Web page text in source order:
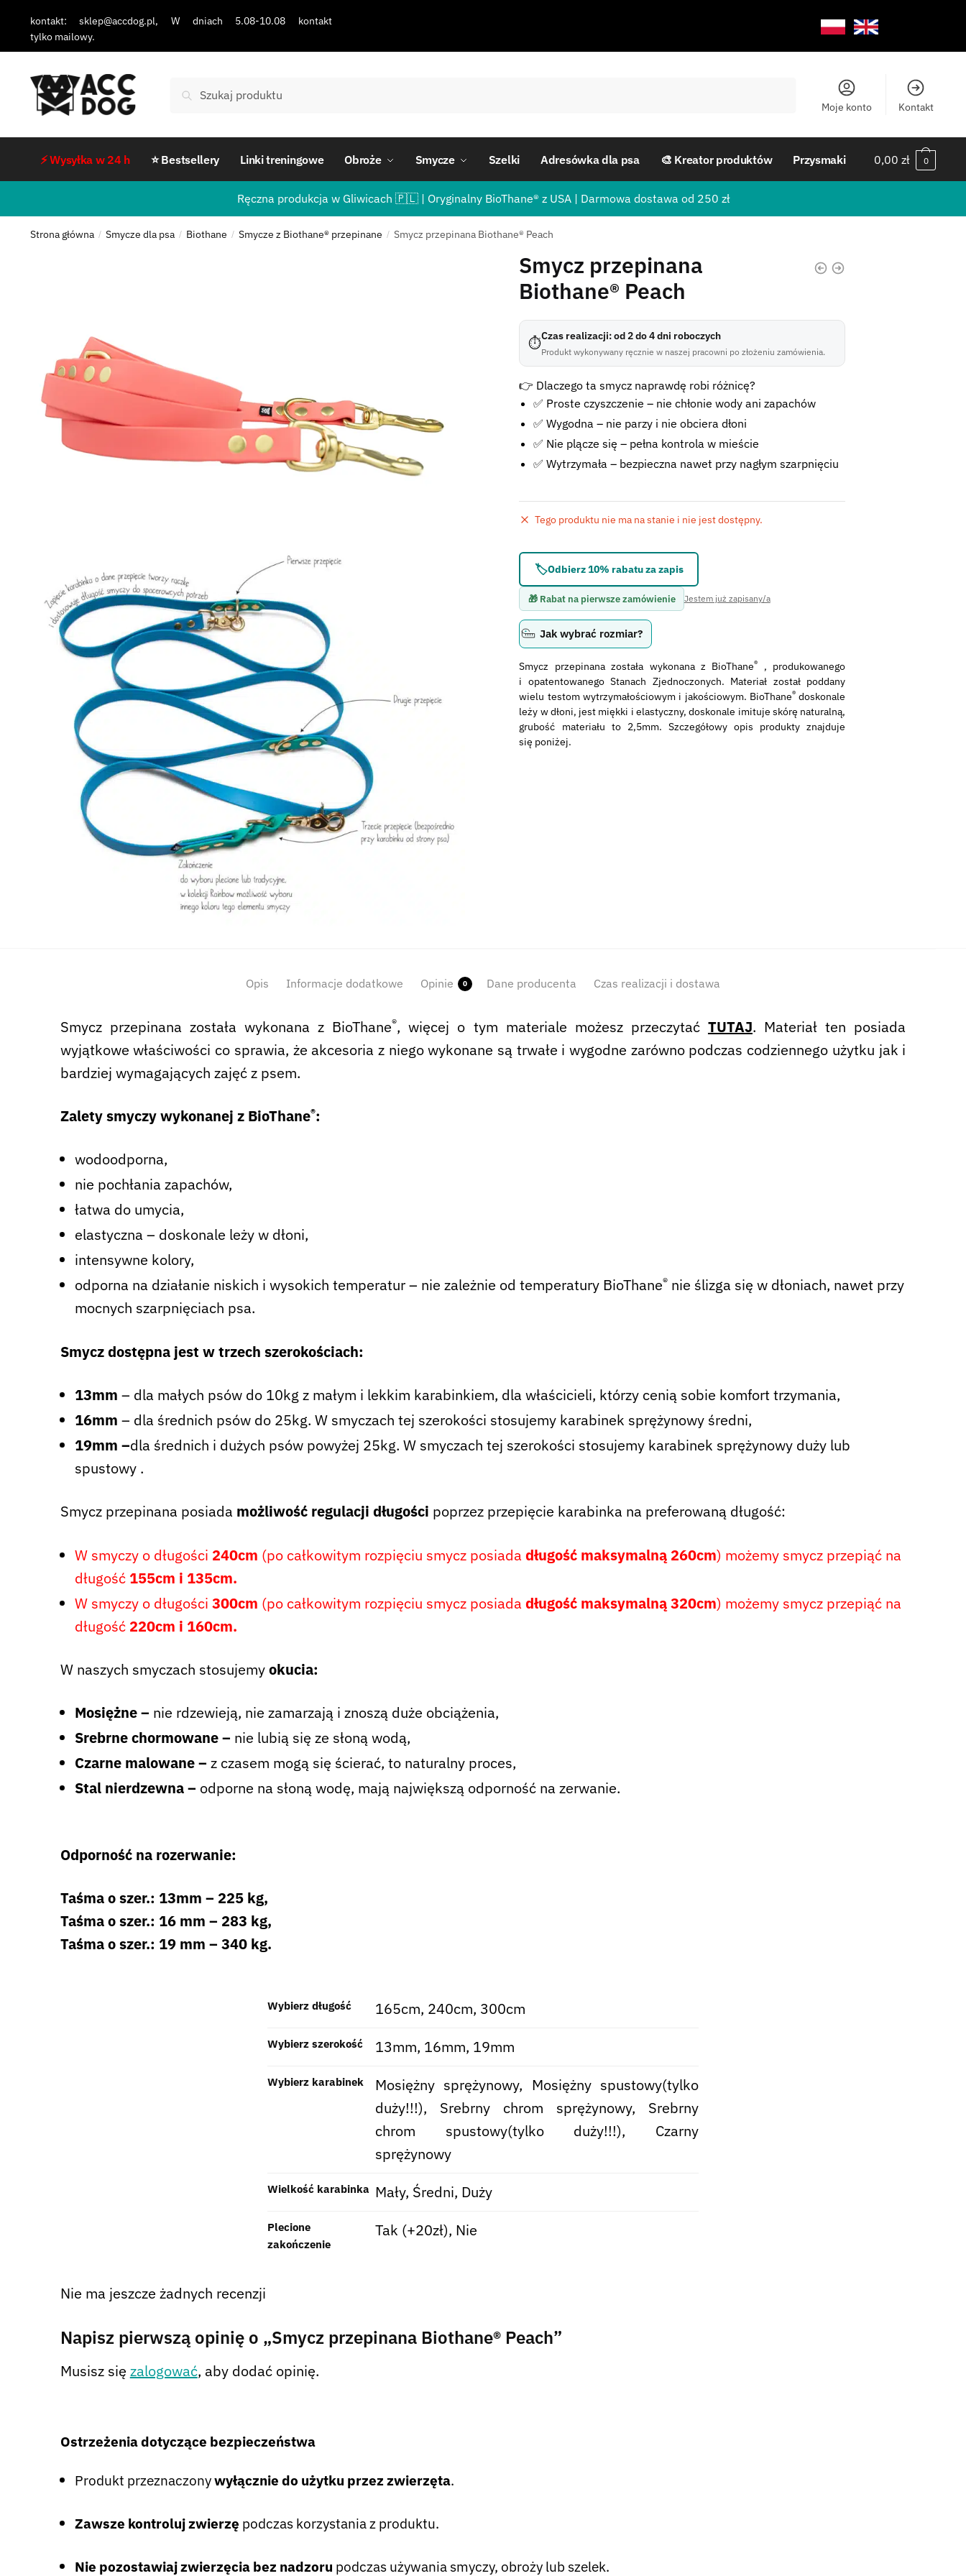
kontakt: sklep@accdog.pl, W dniach 5.08-10.08 kontakt
tylko mailowy.
Szukaj
Moje konto Kontakt
⚡ Wysyłka w 24 h ⭐ Bestsellery Linki treningowe Obroże Smycze Szelki Adresówka dla psa 🎨 Kreator produktów Przysmaki 0,00zł 0
Ręczna produkcja w Gliwicach 🇵🇱 | Oryginalny BioThane® z USA | Darmowa dostawa od 250 zł
Strona główna / Smycze dla psa / Biothane / Smycze z Biothane® przepinane / Smycz przepinana Biothane® Peach
Smycz przepinana
Biothane® Peach
⏱Czas realizacji: od 2 do 4 dni roboczych
Produkt wykonywany ręcznie w naszej pracowni po złożeniu zamówienia.
👉 Dlaczego ta smycz naprawdę robi różnicę?
✅ Proste czyszczenie – nie chłonie wody ani zapachów
✅ Wygodna – nie parzy i nie obciera dłoni
✅ Nie plącze się – pełna kontrola w mieście
✅ Wytrzymała – bezpieczna nawet przy nagłym szarpnięciu
Tego produktu nie ma na stanie i nie jest dostępny.
🏷️Odbierz 10% rabatu za zapis
🎁 Rabat na pierwsze zamówienie Jestem już zapisany/a
Jak wybrać rozmiar?
Smycz przepinana została wykonana z BioThane®
, produkowanego
i opatentowanego Stanach Zjednoczonych. Materiał został poddany
wielu testom wytrzymałościowym i jakościowym. BioThane®doskonale
leży w dłoni, jest miękki i elastyczny, doskonale imituje skórę naturalną,
grubość materiału to 2,5mm. Szczegółowy opis produkty znajduje
się poniżej.
Opis Informacje dodatkowe Opinie 0 Dane producenta Czas realizacji i dostawa
Smycz przepinana została wykonana z BioThane®, więcej o tym materiale możesz przeczytać TUTAJ. Materiał ten posiada
wyjątkowe właściwości co sprawia, że akcesoria z niego wykonane są trwałe i wygodne zarówno podczas codziennego użytku jak i
bardziej wymagających zajęć z psem.
Zalety smyczy wykonanej z BioThane®:
wodoodporna,
nie pochłania zapachów,
łatwa do umycia,
elastyczna – doskonale leży w dłoni,
intensywne kolory,
odporna na działanie niskich i wysokich temperatur – nie zależnie od temperatury BioThane®nie ślizga się w dłoniach, nawet przy
mocnych szarpnięciach psa.
Smycz dostępna jest w trzech szerokościach:
13mm – dla małych psów do 10kg z małym i lekkim karabinkiem, dla właścicieli, którzy cenią sobie komfort trzymania,
16mm – dla średnich psów do 25kg. W smyczach tej szerokości stosujemy karabinek sprężynowy średni,
19mm –dla średnich i dużych psów powyżej 25kg. W smyczach tej szerokości stosujemy karabinek sprężynowy duży lub
spustowy .
Smycz przepinana posiada możliwość regulacji długości poprzez przepięcie karabinka na preferowaną długość:
W smyczy o długości 240cm (po całkowitym rozpięciu smycz posiadadługość maksymalną 260cm) możemy smycz przepiąć na
długość 155cm i 135cm.
W smyczy o długości 300cm (po całkowitym rozpięciu smycz posiadadługość maksymalną 320cm) możemy smycz przepiąć na
długość 220cm i 160cm.
W naszych smyczach stosujemyokucia:
Mosiężne – nie rdzewieją, nie zamarzają i znoszą duże obciążenia,
Srebrne chormowane – nie lubią się ze słoną wodą,
Czarne malowane – z czasem mogą się ścierać, to naturalny proces,
Stal nierdzewna – odporne na słoną wodę, mają największą odporność na zerwanie.
Odporność na rozerwanie:
Taśma o szer.: 13mm – 225 kg,
Taśma o szer.: 16 mm – 283 kg,
Taśma o szer.: 19 mm – 340 kg.
Wybierz długość 165cm, 240cm, 300cm
Wybierz szerokość 13mm, 16mm, 19mm
Wybierz karabinek
Mosiężny sprężynowy, Mosiężny spustowy(tylko
duży!!!), Srebrny chrom sprężynowy, Srebrny
chrom spustowy(tylko duży!!!), Czarny
sprężynowy
Wielkość karabinka Mały, Średni, Duży
Plecione
zakończenie
Tak (+20zł), Nie
Nie ma jeszcze żadnych recenzji
Napisz pierwszą opinię o „Smycz przepinana Biothane® Peach”
Musisz się zalogować, aby dodać opinię.
Ostrzeżenia dotyczące bezpieczeństwa
Produkt przeznaczonywyłącznie do użytku przez zwierzęta.
Zawsze kontroluj zwierzę podczas korzystania z produktu.
Nie pozostawiaj zwierzęcia bez nadzoru podczas używania smyczy, obroży lub szelek.